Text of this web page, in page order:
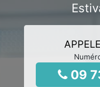
09